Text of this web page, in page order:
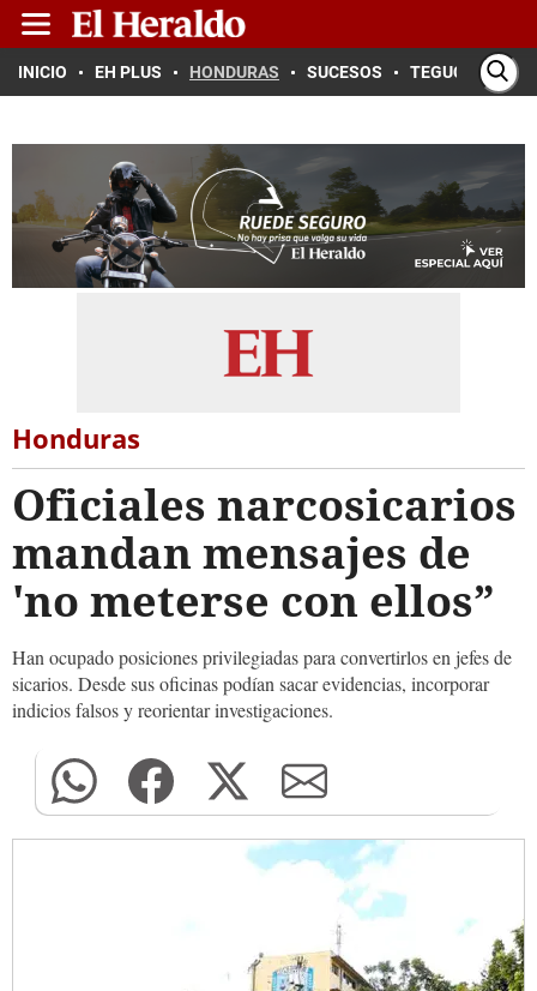
INICIO EH PLUS HONDURAS SUCESOS TEGUCIGALPA
Honduras
Oficiales narcosicarios
mandan mensajes de
'no meterse con ellos”
Han ocupado posiciones privilegiadas para convertirlos en jefes de
sicarios. Desde sus oficinas podían sacar evidencias, incorporar
indicios falsos y reorientar investigaciones.